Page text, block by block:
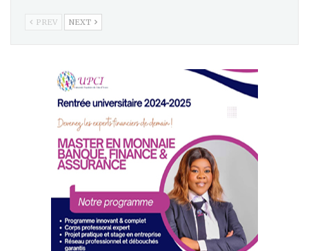
PREV NEXT